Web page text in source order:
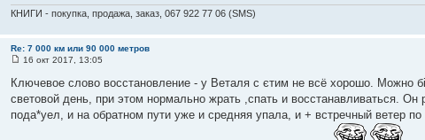
КНИГИ - покупка, продажа, заказ, 067 922 77 06 (SMS)
Re: 7 000 км или 90 000 метров
16 окт 2017, 13:05
Ключевое слово восстановление - у Веталя с єтим не всё хорошо. Можно
световой день, при этом нормально жрать ,спать и восстанавливаться.
пода*уел, и на обратном пути уже и средняя упала, и + встречный ветер